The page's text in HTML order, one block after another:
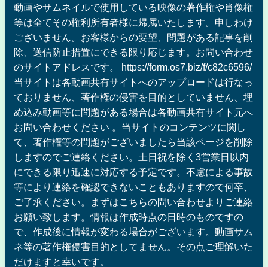
動画やサムネイルで使用している映像の著作権や肖像権
等は全てその権利所有者様に帰属いたします。申しわけ
ございません。お客様からの要望、問題がある記事を削
除、送信防止措置にできる限り応じます。お問い合わせ
のサイトアドレスです。 https://form.os7.biz/f/c82c6596/
当サイトは各動画共有サイトへのアップロードは行なっ
ておりません、著作権の侵害を目的としていません、埋
め込み動画等に問題がある場合は各動画共有サイト元へ
お問い合わせください 。当サイトのコンテンツに関し
て、著作権等の問題がございましたら当該ページを削除
しますのでご連絡ください。土日祝を除く3営業日以内
にできる限り迅速に対応する予定です。不慮による事故
等により連絡を確認できないこともありますので何卒、
ご了承ください。まずはこちらの問い合わせよりご連絡
お願い致します。情報は作成時点の日時のものですの
で、作成後に情報が変わる場合がございます。動画サム
ネ等の著作権侵害目的としてません。その点ご理解いた
だけますと幸いです。